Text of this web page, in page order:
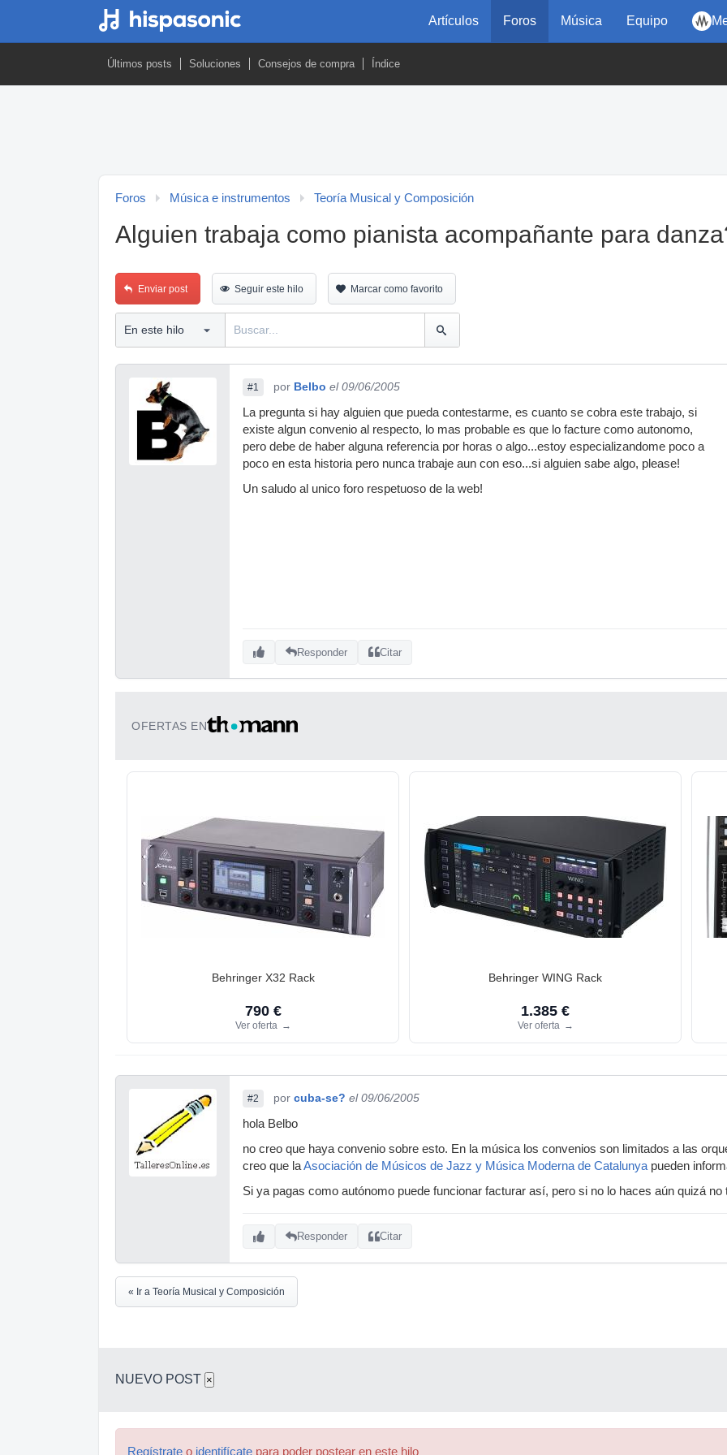
Artículos Foros Música Equipo
Últimos posts Soluciones Consejos de compra Índice
Foros Música e instrumentos Teoría Musical y Composición
Alguien trabaja como pianista acompañante para
Enviar post Seguir este hilo Marcar como favorito
#1 por Belbo el 09/06/2005
La pregunta si hay alguien que pueda contestarme, es cuanto se cobra este trabajo, si
existe algun convenio al respecto, lo mas probable es que lo facture como autonomo,
pero debe de haber alguna referencia por horas o algo...estoy especializandome poco a
poco en esta historia pero nunca trabaje aun con eso...si alguien sabe algo, please!
Un saludo al unico foro respetuoso de la web!
Responder Citar
OFERTAS EN
Behringer X32 Rack
790 €
Ver oferta →
Behringer WING Rack
1.385 €
Ver oferta →
#2 por cuba-se? el 09/06/2005
hola Belbo
no creo que haya convenio sobre esto. En la música los convenios son limitados a las
creo que laAsociación de Músicos de Jazz y Música Moderna de Catalunya pueden
Si ya pagas como autónomo puede funcionar facturar así, pero si no lo haces aún quizá no
Responder Citar
« Ir a Teoría Musical y Composición
NUEVO POST ×
Regístrate o identifícate para poder postear en este hilo